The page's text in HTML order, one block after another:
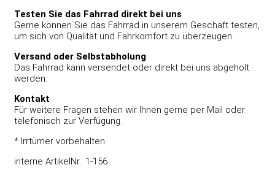
Testen Sie das Fahrrad direkt bei uns
Gerne können Sie das Fahrrad in unserem Geschäft testen,
um sich von Qualität und Fahrkomfort zu überzeugen.
Versand oder Selbstabholung
Das Fahrrad kann versendet oder direkt bei uns abgeholt
werden.
Kontakt
Für weitere Fragen stehen wir Ihnen gerne per Mail oder
telefonisch zur Verfügung.
* Irrtümer vorbehalten
interne ArtikelNr.: 1-156